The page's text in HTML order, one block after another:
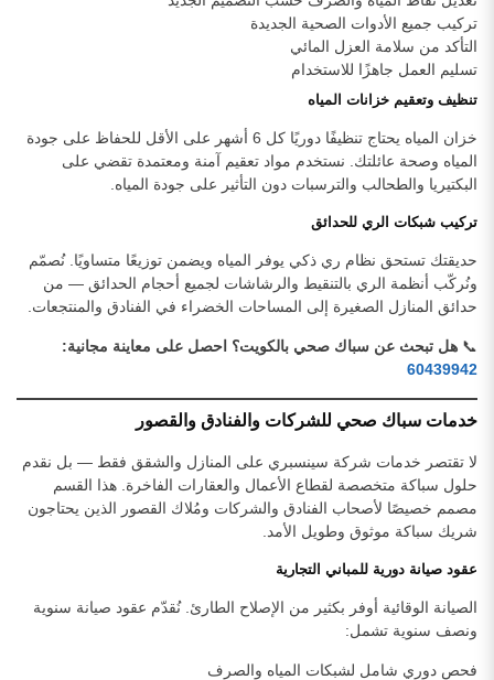
تركيب جميع الأدوات الصحية الجديدة
التأكد من سلامة العزل المائي
تسليم العمل جاهزًا للاستخدام
تنظيف وتعقيم خزانات المياه
خزان المياه يحتاج تنظيفًا دوريًا كل 6 أشهر على الأقل للحفاظ على جودة
المياه وصحة عائلتك. نستخدم مواد تعقيم آمنة ومعتمدة تقضي على
البكتيريا والطحالب والترسبات دون التأثير على جودة المياه.
تركيب شبكات الري للحدائق
حديقتك تستحق نظام ري ذكي يوفر المياه ويضمن توزيعًا متساويًا. نُصمّم
ونُركّب أنظمة الري بالتنقيط والرشاشات لجميع أحجام الحدائق — من
حدائق المنازل الصغيرة إلى المساحات الخضراء في الفنادق والمنتجعات.
📞 هل تبحث عن سباك صحي بالكويت؟ احصل على معاينة مجانية:
60439942
خدمات سباك صحي للشركات والفنادق والقصور
لا تقتصر خدمات شركة سينسبري على المنازل والشقق فقط — بل نقدم
حلول سباكة متخصصة لقطاع الأعمال والعقارات الفاخرة. هذا القسم
مصمم خصيصًا لأصحاب الفنادق والشركات ومُلاك القصور الذين يحتاجون
شريك سباكة موثوق وطويل الأمد.
عقود صيانة دورية للمباني التجارية
الصيانة الوقائية أوفر بكثير من الإصلاح الطارئ. نُقدّم عقود صيانة سنوية
ونصف سنوية تشمل:
فحص دوري شامل لشبكات المياه والصرف